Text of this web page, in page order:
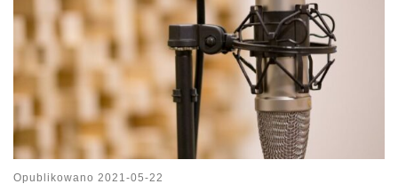
Opublikowano 2021-05-22